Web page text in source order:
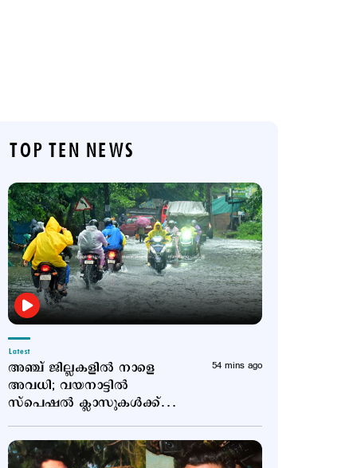
TOP TEN NEWS
Latest
അഞ്ച് ജില്ലകളില്‍ നാളെ
അവധി; വയനാട്ടില്‍
സ്പെഷല്‍ ക്ലാസുകള്‍ക്ക്
54 mins ago